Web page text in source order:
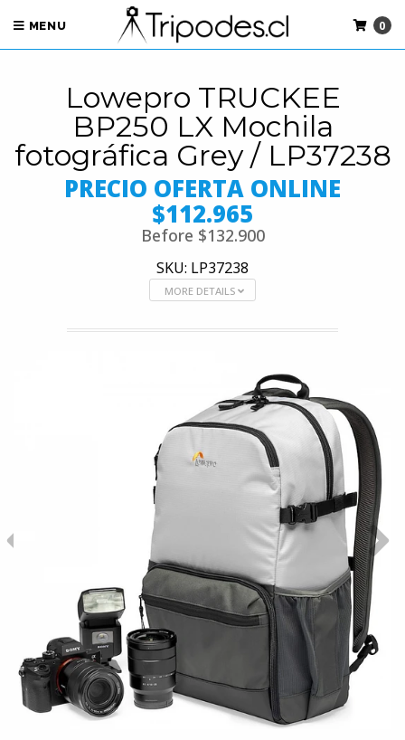
MENU 0
Lowepro TRUCKEE
BP250 LX Mochila
fotográfica Grey / LP37238
PRECIO OFERTA ONLINE
$112.965
Before $132.900
SKU: LP37238
MORE DETAILS